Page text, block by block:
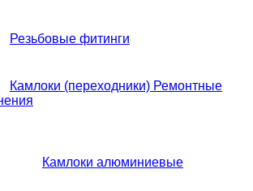
Резьбовые фитинги
Камлоки (переходники) Ремонтные
Камлоки алюминиевые